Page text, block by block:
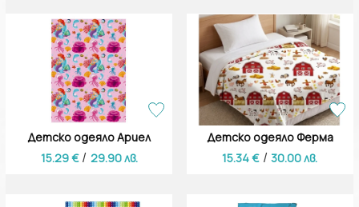
Детско одеяло Ариел
15.29 € / 29.90 лв.
Детско одеяло Ферма
15.34 € / 30.00 лв.